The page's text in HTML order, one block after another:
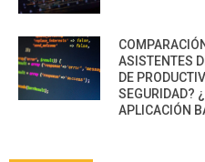
ASISTENTES
DE
SEGURIDAD?
APLICACIÓN